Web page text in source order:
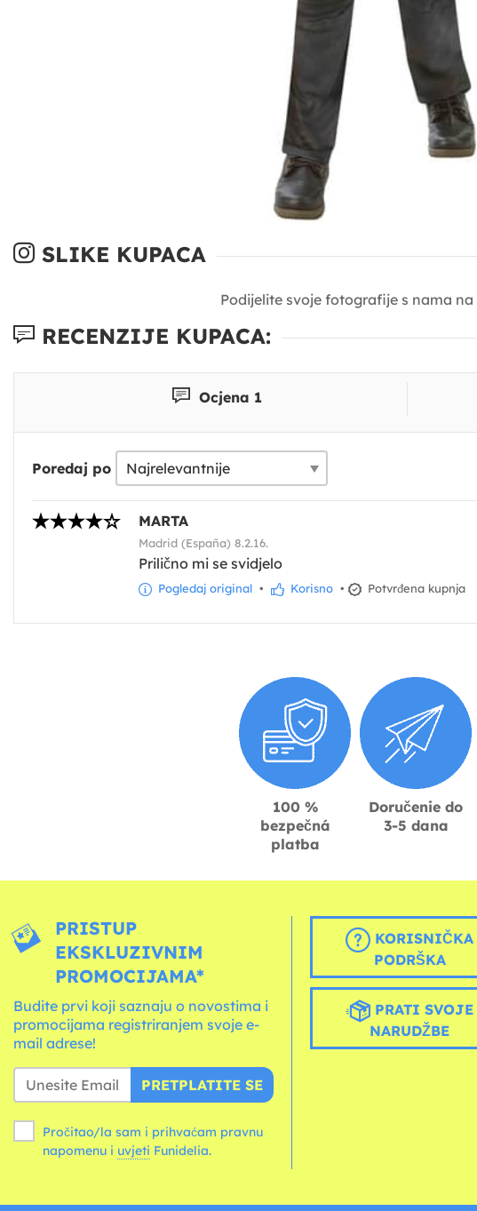
SLIKE KUPACA
Podijelite svoje fotografije s nama na
RECENZIJE KUPACA:
Ocjena 1
Poredaj po
MARTA
Madrid (España) 8.2.16.
Prilično mi se svidjelo
Pogledaj original • Korisno • Potvrđena kupnja
100 %
bezpečná
platba
Doručenie do
3-5 dana
PRISTUP
EKSKLUZIVNIM
PROMOCIJAMA*
Budite prvi koji saznaju o novostima i
promocijama registriranjem svoje e-
mail adrese!
PRETPLATITE SE
Pročitao/la sam i prihvaćam pravnu
napomenu i uvjeti Funidelia.
KORISNIČKA
PODRŠKA
PRATI SVOJE
NARUDŽBE